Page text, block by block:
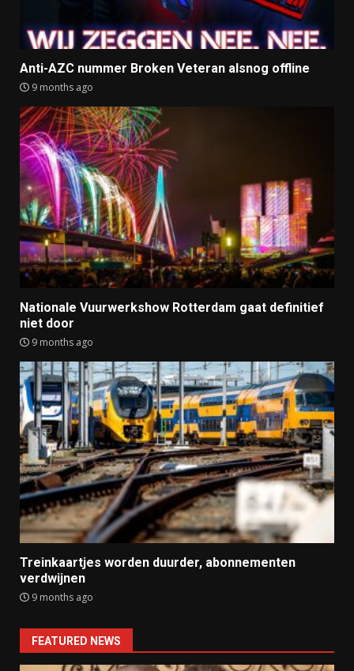
Anti-AZC nummer Broken Veteran alsnog offline
9 months ago
Nationale Vuurwerkshow Rotterdam gaat definitief
niet door
9 months ago
Treinkaartjes worden duurder, abonnementen
verdwijnen
9 months ago
FEATURED NEWS